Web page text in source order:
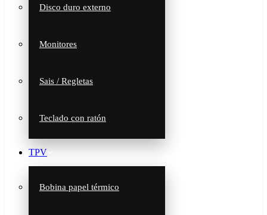
Disco duro externo
Monitores
Sais / Regletas
Teclado con ratón
TPV
Bobina papel térmico